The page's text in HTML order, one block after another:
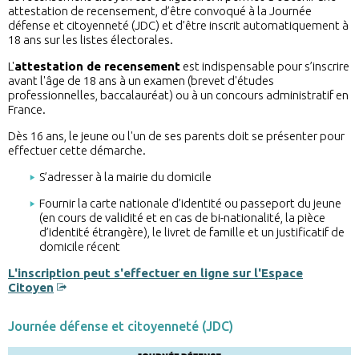
attestation de recensement, d’être convoqué à la Journée
défense et citoyenneté (JDC) et d’être inscrit automatiquement à
18 ans sur les listes électorales.
L'attestation de recensement est indispensable pour s’inscrire
avant l'âge de 18 ans à un examen (brevet d'études
professionnelles, baccalauréat) ou à un concours administratif en
France.
Dès 16 ans, le jeune ou l'un de ses parents doit se présenter pour
effectuer cette démarche.
S’adresser à la mairie du domicile
Fournir la carte nationale d’identité ou passeport du jeune
(en cours de validité et en cas de bi-nationalité, la pièce
d’identité étrangère), le livret de famille et un justificatif de
domicile récent
L'inscription peut s'effectuer en ligne sur l'Espace
Citoyen
Journée défense et citoyenneté (JDC)